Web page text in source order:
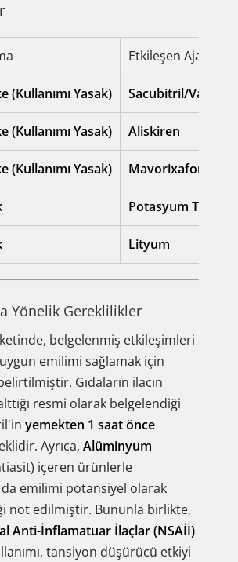
Etkileşen Ajan
(Kullanımı Yasak) Sacubitril/
(Kullanımı Yasak) Aliskiren
(Kullanımı Yasak) Mavorixafor
Potasyum
Lityum
Yönelik Gereklilikler
belgelenmiş etkileşimleri
emilimi sağlamak için
Gıdaların ilacın
resmi olarak belgelendiği
yemekten 1 saat önce
Ayrıca, Alüminyum
içeren ürünlerle
da emilimi potansiyel olarak
not edilmiştir. Bununla birlikte,
Anti-İnflamatuar İlaçlar (NSAİİ)
tansiyon düşürücü etkiyi